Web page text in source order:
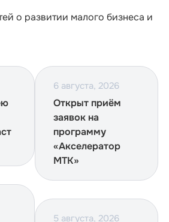
о развитии малого бизнеса и
6 августа, 2026
Открыт приём
заявок на
программу
«Акселератор
МТК»
5 августа, 2026